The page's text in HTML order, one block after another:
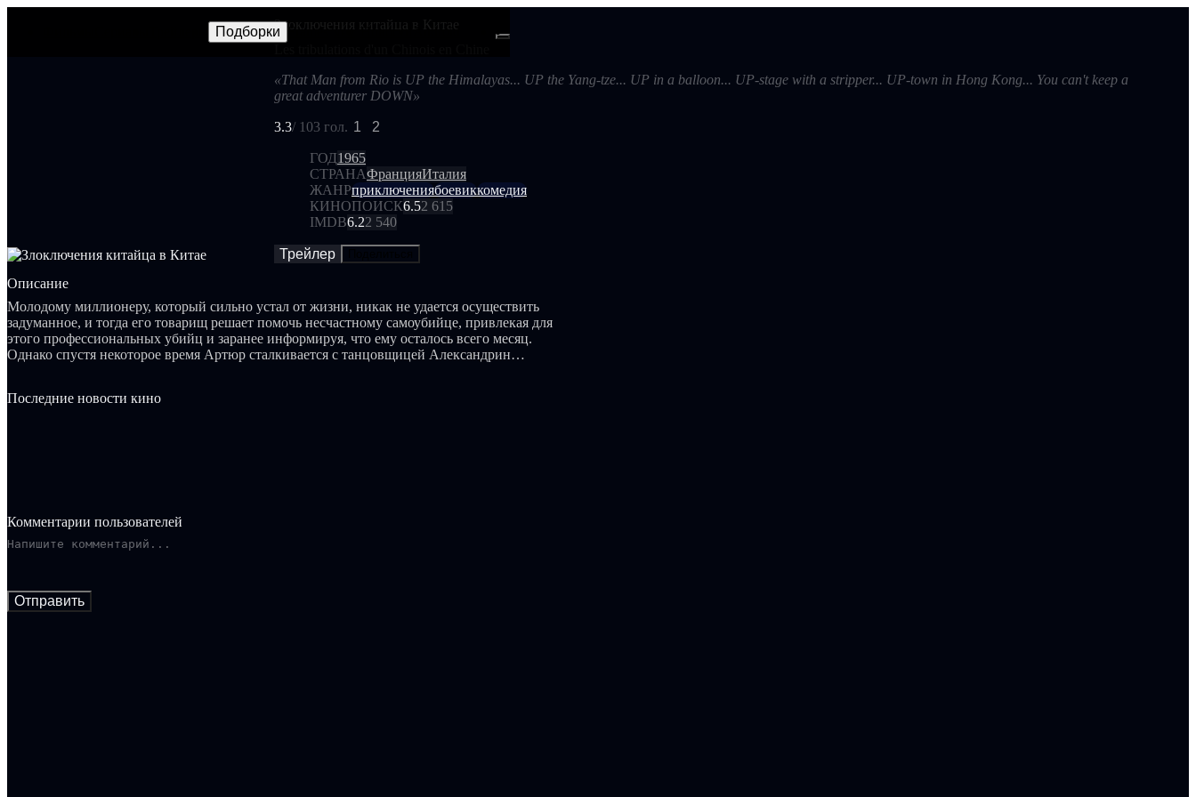
Подборки Frames Новости Android
Злоключения китайца в Китае
«That Man from Rio is UP the Himalayas... UP the Yang-tze... UP in a balloon... UP-stage with a stripper... UP-town in Hong Kong... You can't keep a
great adventurer DOWN»
3.3/ 103 гол. 1 2
ГОД1965
СТРАНАФранцияИталия
ЖАНРприключениябоевиккомедия
КИНОПОИСК6.52 615
IMDB6.22 540
Трейлер
Описание
Молодому миллионеру, который сильно устал от жизни, никак не удается осуществить
задуманное, и тогда его товарищ решает помочь несчастному самоубийце, привлекая для
этого профессиональных убийц и заранее информируя, что ему осталось всего месяц.
Однако спустя некоторое время Артюр сталкивается с танцовщицей Александрин
Последние новости кино
Комментарии пользователей
Отправить